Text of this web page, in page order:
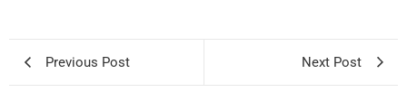
Previous Post Next Post